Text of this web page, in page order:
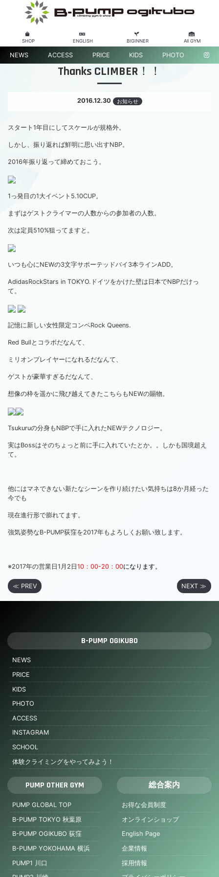
SHOP ENGLISH BIGINNER All GYM
NEWS ACCESS PRICE KIDS PHOTO
Thanks CLIMBER！！
2016.12.30 お知らせ
スタート1年目にしてスケールが規格外。
しかし、振り返れば鮮明に思い出すNBP。
2016年振り返って締めておこう。
1っ発目の1大イベント5.10CUP。
まずはゲストクライマーの人数からの参加者の人数。
次は定員510%狙ってますと。
いつも心にNEWの3文字サポーテッドバイ3本ラインADD。
AdidasRockStars in TOKYO.ドイツをかけた壁は日本でNBPだけっ
て。
記憶に新しい女性限定コンペRock Queens.
Red Bullとコラボだなんて、
ミリオンプレイヤーになれるだなんて、
ゲストが豪華すぎるだなんて、
想像の枠を遥かに飛び越えてきたこちらもNEWの賜物。
Tsukuruの分身もNBPで手に入れたNEWテクノロジー。
実はBossはそのちょっと前に手に入れていたとか。。しかも国境超え
て。
他にはマネできない新たなシーンを作り続けたい気持ちは8か月経った
今でも
現在進行形で膨れてます。
強気姿勢なB-PUMP荻窪を2017年もよろしくお願い致します。
※2017年の営業日1月2日 10：00-20：00になります。
≪ PREV NEXT ≫
B-PUMP OGIKUBO
NEWS
PRICE
KIDS
PHOTO
ACCESS
INSTAGRAM
SCHOOL
体験クライミングをやってみよう！
PUMP OTHER GYM
PUMP GLOBAL TOP
B-PUMP TOKYO 秋葉原
B-PUMP OGIKUBO 荻窪
B-PUMP YOKOHAMA 横浜
PUMP1 川口
総合案内
お得な会員制度
オンラインショップ
English Page
企業情報
採用情報